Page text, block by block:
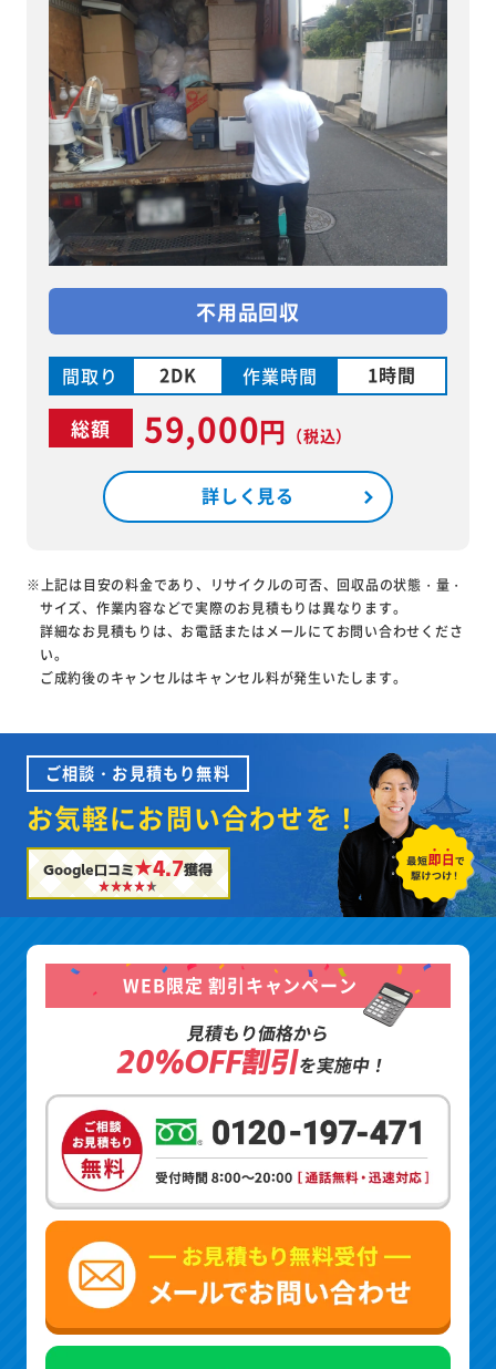
不用品回収
間取り 2DK 作業時間 1時間
総額 59,000円 （税込）
詳しく見る
※上記は目安の料金であり、リサイクルの可否、回収品の状態・量・
サイズ、作業内容などで実際のお見積もりは異なります。
詳細なお見積もりは、お電話またはメールにてお問い合わせくださ
い。
ご成約後のキャンセルはキャンセル料が発生いたします。
ご相談・お見積もり無料
お気軽にお問い合わせを！
Google口コミ★4.7獲得
WEB限定 割引キャンペーン
見積もり価格から
20%OFF割引を実施中！